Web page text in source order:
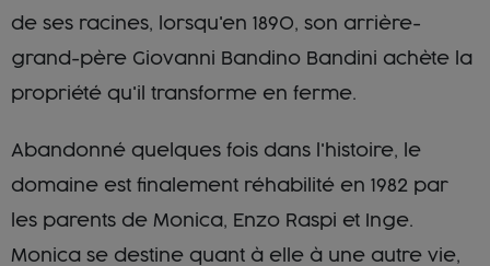
de ses racines, lorsqu'en 1890, son arrière-
grand-père Giovanni Bandino Bandini achète la
propriété qu'il transforme en ferme.
Abandonné quelques fois dans l'histoire, le
domaine est finalement réhabilité en 1982 par
les parents de Monica, Enzo Raspi et Inge.
Monica se destine quant à elle à une autre vie,